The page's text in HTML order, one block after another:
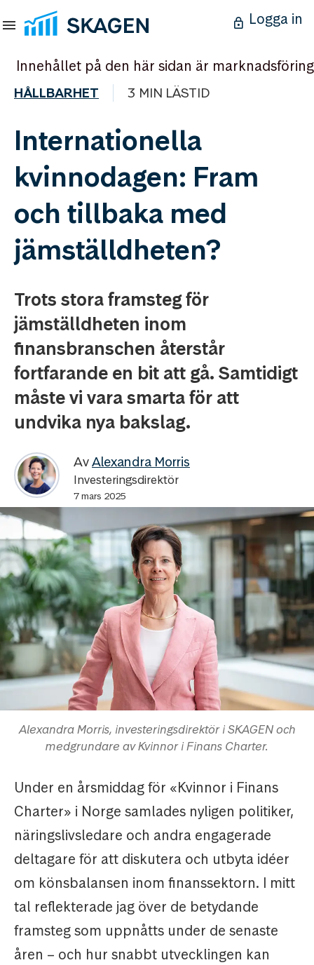
Logga in
Innehållet på den här sidan är marknadsföring
HÅLLBARHET 3 MIN LÄSTID
Internationella
kvinnodagen: Fram
och tillbaka med
jämställdheten?
Trots stora framsteg för
jämställdheten inom
finansbranschen återstår
fortfarande en bit att gå. Samtidigt
måste vi vara smarta för att
undvika nya bakslag.
AvAlexandra Morris
Investeringsdirektör
7 mars 2025
Alexandra Morris, investeringsdirektör i SKAGEN och
medgrundare av Kvinnor i Finans Charter.
Under en årsmiddag för «Kvinnor i Finans
Charter» i Norge samlades nyligen politiker,
näringslivsledare och andra engagerade
deltagare för att diskutera och utbyta idéer
om könsbalansen inom finanssektorn. I mitt
tal reflekterade jag över de betydande
framsteg som uppnåtts under de senaste
åren – och hur snabbt utvecklingen kan